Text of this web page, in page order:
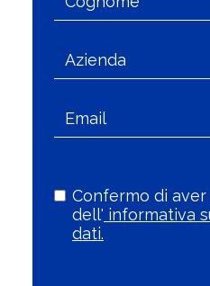
Confermo di
dell' informativa
dati.